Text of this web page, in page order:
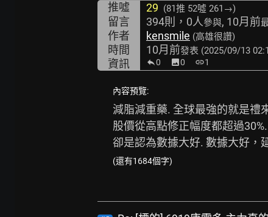
推噓
29 (81推 52噓 261→)
留言 394則，0人參與, 10月前
作者 kensmile (高雄很讚)
時間 10月前發表 (2025/09/13
資訊 0 image0 link1
內容預覽:
減脂減重藥. 全球最強的就是禮
股價從高點修正幅度都超過
卻是認為數據大好. 數據大好，
(還有1684個字)